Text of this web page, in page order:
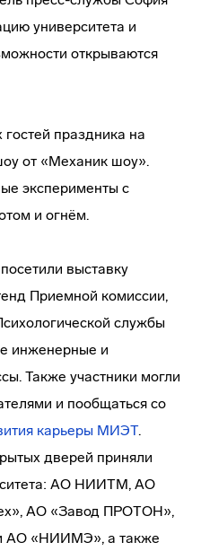
университета и
открываются
праздника на
от «Механик шоу».
эксперименты с
и огнём.
выставку
Приемной комиссии,
службы
инженерные и
Также участники могли
и пообщаться со
карьеры МИЭТ.
дверей приняли
АО НИИТМ, АО
АО «Завод ПРОТОН»,
АО «НИИМЭ», а также